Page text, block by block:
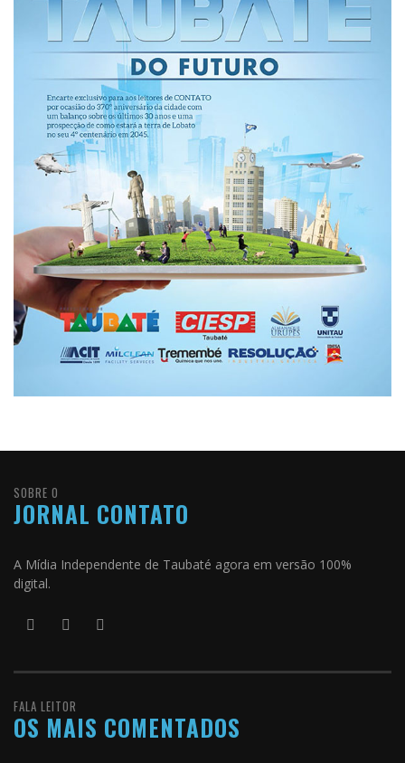
SOBRE O
JORNAL CONTATO
A Mídia Independente de Taubaté agora em versão 100%
digital.
FALA LEITOR
OS MAIS COMENTADOS